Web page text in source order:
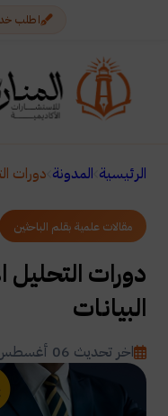
اطلب
الرئيسية المدونة دورات
مقالات علمية بقلم الباحثين
دورات التحليل
البيانات
اخر تحديث 06 أغسطس 2026